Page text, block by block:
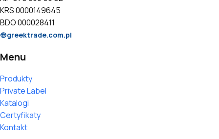
KRS 0000149645
BDO 000028411
greektrade.com.pl
Menu
Produkty
Private Label
Katalogi
Certyfikaty
Kontakt